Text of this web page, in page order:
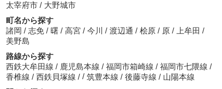
太宰府市 / 大野城市
町名から探す
諸岡 / 志免 / 曙 / 高宮 / 今川 / 渡辺通 / 桧原 / 原 / 上牟田 /
美野島
路線から探す
西鉄大牟田線 / 鹿児島本線 / 福岡市箱崎線 / 福岡市七隈線 /
香椎線 / 西鉄貝塚線 / / 筑豊本線 / 後藤寺線 / 山陽本線